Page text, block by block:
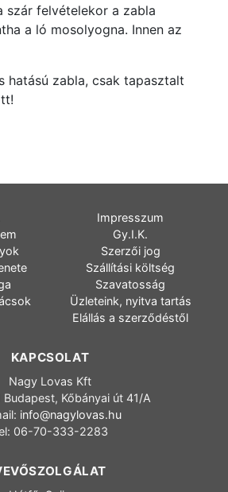
szár felvételekor a zabla
a ló mosolyogna. Innen az
hatású zabla, csak tapasztalt
Impresszum
Gy.I.K.
Szerzői jog
Szállítási költség
Szavatosság
Üzleteink, nyitva tartás
Elállás a szerződéstől
KAPCSOLAT
Nagy Lovas Kft
Budapest, Kőbányai út 41/A
info@nagylovas.hu
06-70-333-2283